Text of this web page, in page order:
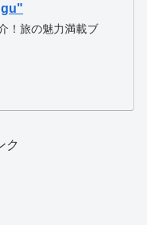
！旅の魅力満載ブ
ク